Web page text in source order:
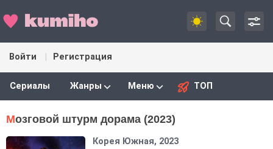
Войти Регистрация
Сериалы Жанры Меню ТОП
Мозговой штурм дорама (2023)
Корея Южная, 2023